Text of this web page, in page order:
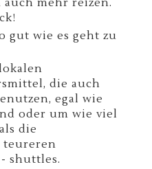
gut wie es geht zu
die auch
egal wie
oder um wie viel
die
teureren
shuttles.